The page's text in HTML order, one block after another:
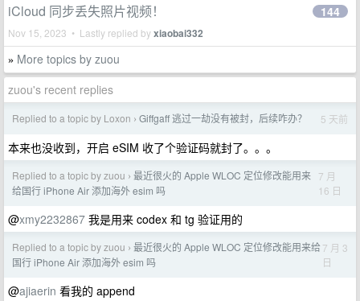
iCloud 同步丢失照片视频！
Nov 15, 2023 • Lastly replied byxiaobai332
144
» More topics by zuou
zuou's recent replies
Replied to a topic by Loxon › Giffgaff 逃过一劫没有被封，后续咋办？ 5 天前
本来也没收到，开启 eSIM 收了个验证码就封了。。。
Replied to a topic by zuou › 最近很火的 Apple WLOC 定位修改能用来
给国行 iPhone Air 添加海外 esim 吗
7 月
16 日
@xmy2232867 我是用来 codex 和 tg 验证用的
Replied to a topic by zuou › 最近很火的 Apple WLOC 定位修改能用来给
国行 iPhone Air 添加海外 esim 吗
7 月 3
日
@ajiaerin 看我的 append